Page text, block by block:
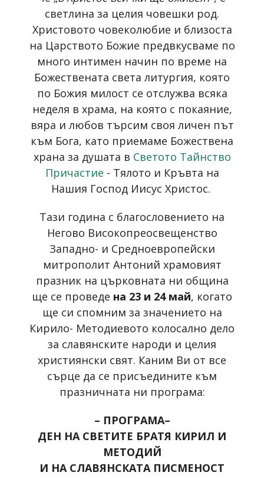
светлина за целия човешки род.
Христовото човеколюбие и близоста
на Царството Божие предвкусваме по
много интимен начин по време на
Божествената света литургия, която
по Божия милост се отслужва всяка
неделя в храма, на която с покаяние,
вяра и любов търсим своя личен път
към Бога, като приемаме Божествена
храна за душата в Светото Тайнство
Причастие - Тялото и Кръвта на
Нашия Господ Иисус Христос.
Тази година с благословението на
Негово Високопреосвещенство
Западно- и Средноевропейски
митрополит Антоний храмовият
празник на църковната ни община
ще се проведе на 23 и 24 май, когато
ще си спомним за значението на
Кирило- Методиевото колосално дело
за славянските народи и целия
християнски свят. Каним Ви от все
сърце да се присъедините към
празничната ни програма:
– ПРОГРАМА–
ДЕН НА СВЕТИТЕ БРАТЯ КИРИЛ И
МЕТОДИЙ
И НА СЛАВЯНСКАТА ПИСМЕНОСТ